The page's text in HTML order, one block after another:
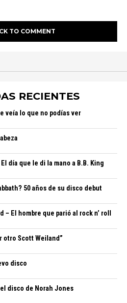
TO COMMENT
RECIENTES
veía lo que no podías ver
día que le di la mano a B.B. King
50 años de su disco debut
El hombre que parió al rock n’ roll
otro Scott Weiland”
disco
disco de Norah Jones